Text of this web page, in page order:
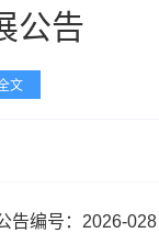
公告
文
告编号：2026-028